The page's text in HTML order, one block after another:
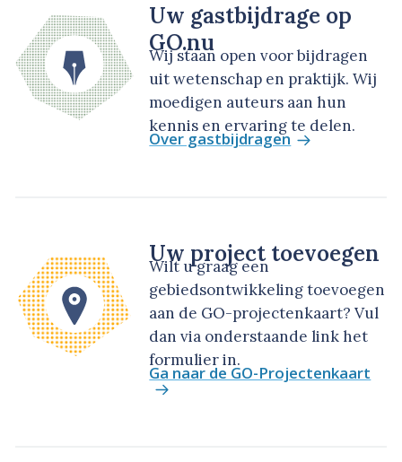
Uw gastbijdrage op
GO.nu
Wij staan open voor bijdragen
uit wetenschap en praktijk. Wij
moedigen auteurs aan hun
kennis en ervaring te delen.
Over gastbijdragen
Uw project toevoegen
Wilt u graag een
gebiedsontwikkeling toevoegen
aan de GO-projectenkaart? Vul
dan via onderstaande link het
formulier in.
Ga naar de GO-Projectenkaart